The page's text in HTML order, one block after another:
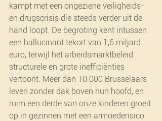
kampt met een ongeziene veiligheids-
en drugscrisis die steeds verder uit de
hand loopt. De begroting kent intussen
een hallucinant tekort van 1,6 miljard
euro, terwijl het arbeidsmarktbeleid
structurele en grote inefficiënties
vertoont. Meer dan 10.000 Brusselaars
leven zonder dak boven hun hoofd, en
ruim een derde van onze kinderen groeit
op in gezinnen met een armoederisico.